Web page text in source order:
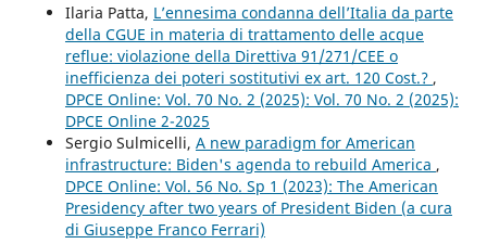
Ilaria Patta, L’ennesima condanna dell’Italia da parte
della CGUE in materia di trattamento delle acque
reflue: violazione della Direttiva 91/271/CEE o
inefficienza dei poteri sostitutivi ex art. 120 Cost.? ,
DPCE Online: Vol. 70 No. 2 (2025): Vol. 70 No. 2 (2025):
DPCE Online 2-2025
Sergio Sulmicelli, A new paradigm for American
infrastructure: Biden's agenda to rebuild America ,
DPCE Online: Vol. 56 No. Sp 1 (2023): The American
Presidency after two years of President Biden (a cura
di Giuseppe Franco Ferrari)